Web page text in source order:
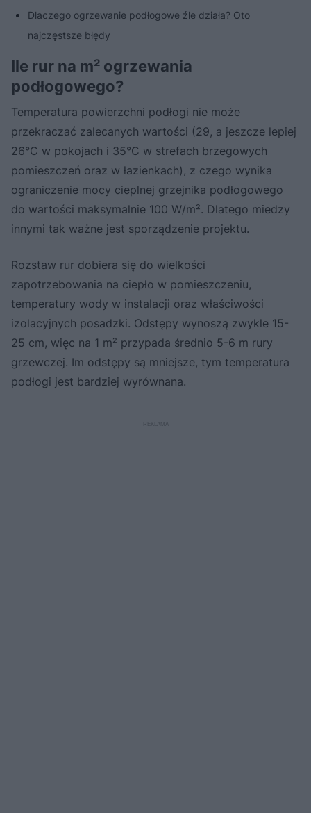
Dlaczego ogrzewanie podłogowe źle działa? Oto
najczęstsze błędy
Ile rur na m² ogrzewania
podłogowego?
Temperatura powierzchni podłogi nie może
przekraczać zalecanych wartości (29, a jeszcze lepiej
26°C w pokojach i 35°C w strefach brzegowych
pomieszczeń oraz w łazienkach), z czego wynika
ograniczenie mocy cieplnej grzejnika podłogowego
do wartości maksymalnie 100 W/m². Dlatego miedzy
innymi tak ważne jest sporządzenie projektu.
Rozstaw rur dobiera się do wielkości
zapotrzebowania na ciepło w pomieszczeniu,
temperatury wody w instalacji oraz właściwości
izolacyjnych posadzki. Odstępy wynoszą zwykle 15-
25 cm, więc na 1 m² przypada średnio 5-6 m rury
grzewczej. Im odstępy są mniejsze, tym temperatura
podłogi jest bardziej wyrównana.